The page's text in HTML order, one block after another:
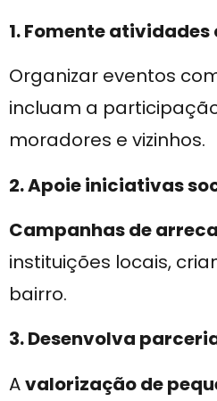
1. Fomente
Organizar eventos
incluam a
moradores e vizinhos.
2. Apoie iniciativas
Campanhas de
instituições locais,
bairro.
3. Desenvolva
Avalorização de